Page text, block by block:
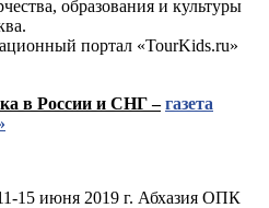
образования и культуры
портал «TourKids.ru»
в России и СНГ – газета
15 июня 2019 г. Абхазия ОПК